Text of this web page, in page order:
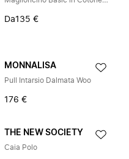
Da135 €
MONNALISA
Pull Intarsio Dalmata Woo
176 €
THE NEW SOCIETY
Caia Polo